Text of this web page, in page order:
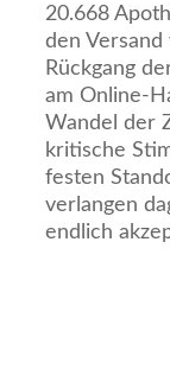
20.668
den
Rückgang
am Online-
Wandel der
kritische
festen
verlangen
endlich